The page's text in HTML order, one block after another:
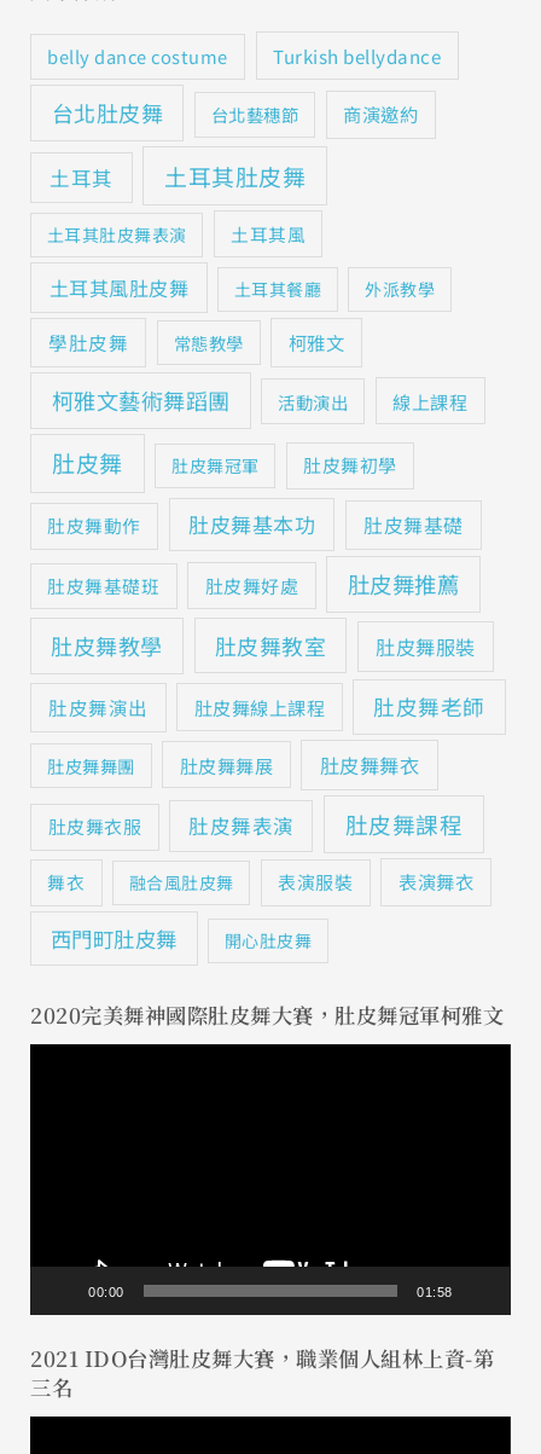
belly dance costume Turkish bellydance
台北肚皮舞 台北藝穗節 商演邀約
土耳其 土耳其肚皮舞
土耳其肚皮舞表演 土耳其風
土耳其風肚皮舞 土耳其餐廳 外派教學
學肚皮舞 常態教學 柯雅文
柯雅文藝術舞蹈團 活動演出 線上課程
肚皮舞 肚皮舞冠軍 肚皮舞初學
肚皮舞動作 肚皮舞基本功 肚皮舞基礎
肚皮舞基礎班 肚皮舞好處
肚皮舞推薦
肚皮舞教學
肚皮舞教室 肚皮舞服裝
肚皮舞演出 肚皮舞線上課程 肚皮舞老師
肚皮舞舞團 肚皮舞舞展 肚皮舞舞衣
肚皮舞衣服 肚皮舞表演 肚皮舞課程
舞衣 融合風肚皮舞 表演服裝 表演舞衣
西門町肚皮舞 開心肚皮舞
2020完美舞神國際肚皮舞大賽，肚皮舞冠軍柯雅文
00:00 01:58
2021 IDO台灣肚皮舞大賽，職業個人組林上資-第
三名